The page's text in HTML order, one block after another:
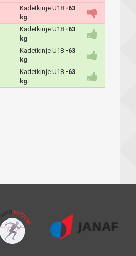
Kadetkinje U18 -63
kg
Kadetkinje U18 -63
kg
Kadetkinje U18 -63
kg
Kadetkinje U18 -63
kg